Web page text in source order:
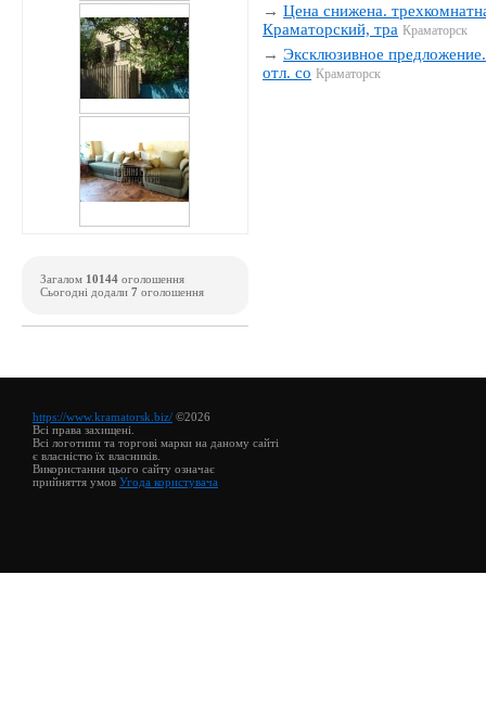
→Цена снижена.
Краматорский, тра Краматорск
→Эксклюзивное
отл. со Краматорск
Загалом 10144 оголошення
Сьогодні додали 7 оголошення
https://www.kramatorsk.biz/ ©2026
Всі права захищені.
Всі логотипи та торгові марки на даному сайті
є власністю їх власників.
Використання цього сайту означає
прийняття умов Угода користувача